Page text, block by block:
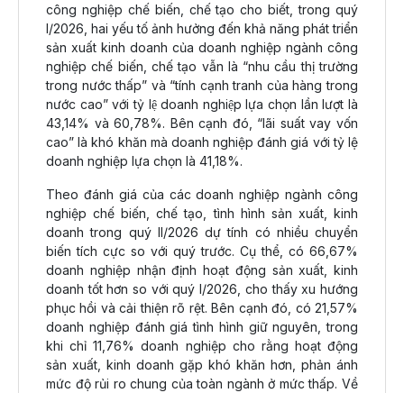
công nghiệp chế biến, chế tạo cho biết, trong quý
I/2026, hai yếu tố ảnh hưởng đến khả năng phát triển
sản xuất kinh doanh của doanh nghiệp ngành công
nghiệp chế biến, chế tạo vẫn là “nhu cầu thị trường
trong nước thấp” và “tính cạnh tranh của hàng trong
nước cao” với tỷ lệ doanh nghiệp lựa chọn lần lượt là
43,14% và 60,78%. Bên cạnh đó, “lãi suất vay vốn
cao” là khó khăn mà doanh nghiệp đánh giá với tỷ lệ
doanh nghiệp lựa chọn là 41,18%.
Theo đánh giá của các doanh nghiệp ngành công
nghiệp chế biến, chế tạo, tình hình sản xuất, kinh
doanh trong quý II/2026 dự tính có nhiều chuyển
biến tích cực so với quý trước. Cụ thể, có 66,67%
doanh nghiệp nhận định hoạt động sản xuất, kinh
doanh tốt hơn so với quý I/2026, cho thấy xu hướng
phục hồi và cải thiện rõ rệt. Bên cạnh đó, có 21,57%
doanh nghiệp đánh giá tình hình giữ nguyên, trong
khi chỉ 11,76% doanh nghiệp cho rằng hoạt động
sản xuất, kinh doanh gặp khó khăn hơn, phản ánh
mức độ rủi ro chung của toàn ngành ở mức thấp. Về